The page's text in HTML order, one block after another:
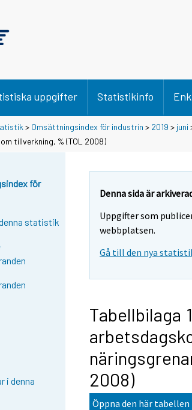
uppgifter Statistikinfo
> Omsättningsindex för industrin > 2019 > juni
tillverkning, % (TOL 2008)
för
statistik
i denna
Denna sida är
Uppgifter som
webbplatsen.
Gå till den nya
Tabellbilaga
2008)
Öppna den här tabellen